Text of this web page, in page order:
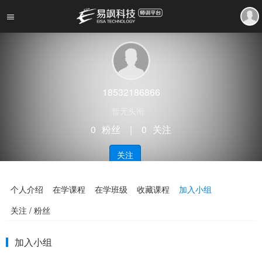
18532186866
0 粉丝 0 关注
关注
个人介绍 在学课程 在学班级 收藏课程
加入小组
关注 / 粉丝
加入小组